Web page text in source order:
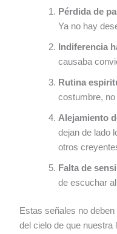
Pérdida de
Ya no hay
Indiferencia
causaba
Rutina
costumbre, no
Alejamiento
dejan de lado
otros
Falta de
de escuchar
Estas señales no
del cielo de que